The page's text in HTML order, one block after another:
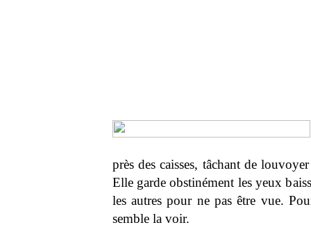
près des caisses, tâchant de
Elle garde obstinément les yeux
les autres pour ne pas être vue.
semble la voir.